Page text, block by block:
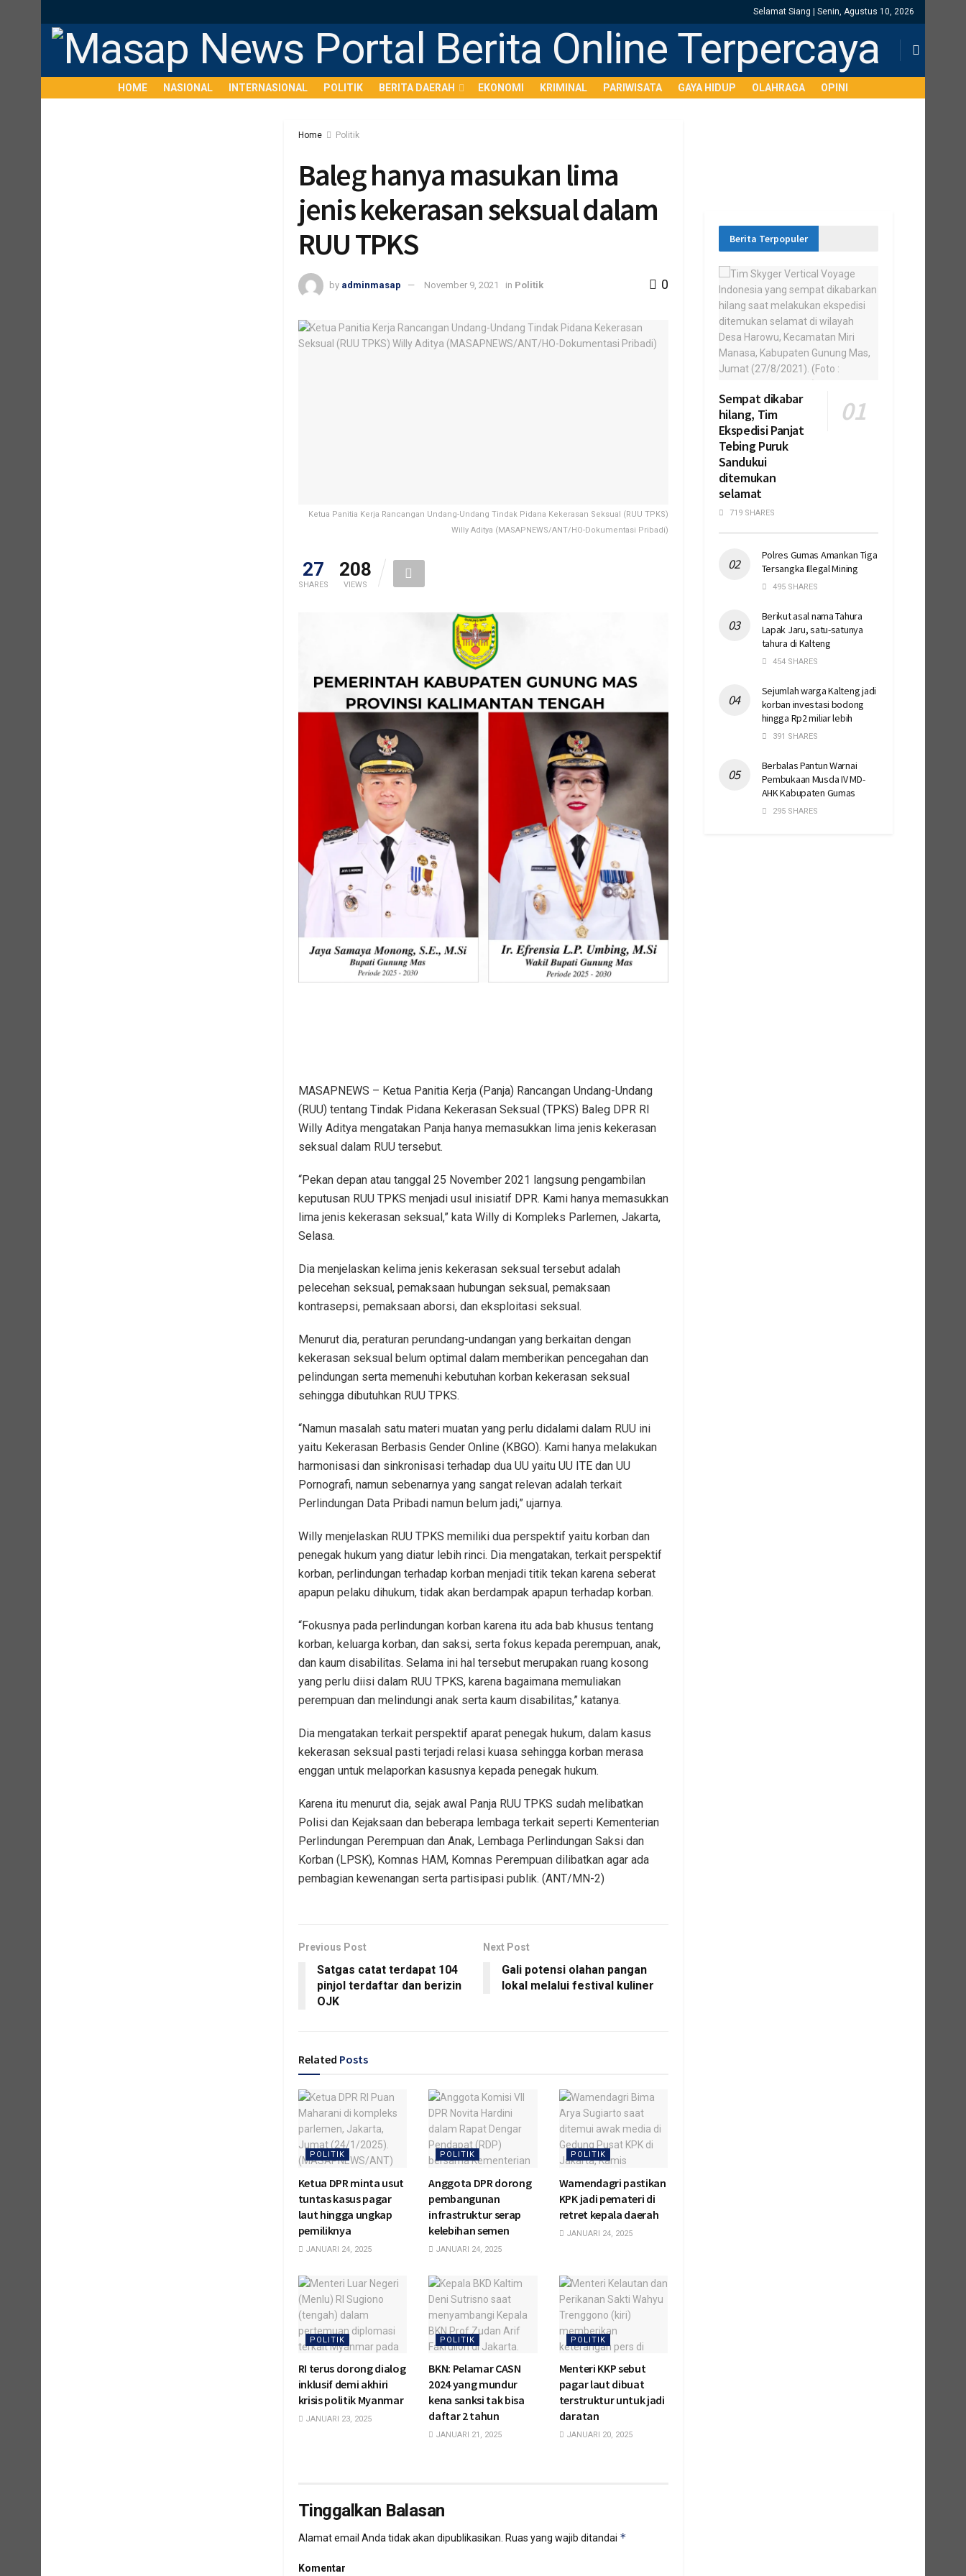
Selamat Siang | Senin, Agustus 10, 2026
HOME NASIONAL INTERNASIONAL POLITIK BERITA DAERAH EKONOMI KRIMINAL PARIWISATA GAYA HIDUP OLAHRAGA OPINI
Home Politik
Baleg hanya masukan lima
jenis kekerasan seksual dalam
RUU TPKS
by adminmasap November 9, 2021 in Politik 0
Ketua Panitia Kerja Rancangan Undang-Undang Tindak Pidana Kekerasan Seksual (RUU TPKS)
Willy Aditya (MASAPNEWS/ANT/HO-Dokumentasi Pribadi)
27
SHARES
208
VIEWS
MASAPNEWS – Ketua Panitia Kerja (Panja) Rancangan Undang-Undang
(RUU) tentang Tindak Pidana Kekerasan Seksual (TPKS) Baleg DPR RI
Willy Aditya mengatakan Panja hanya memasukkan lima jenis kekerasan
seksual dalam RUU tersebut.
“Pekan depan atau tanggal 25 November 2021 langsung pengambilan
keputusan RUU TPKS menjadi usul inisiatif DPR. Kami hanya memasukkan
lima jenis kekerasan seksual,” kata Willy di Kompleks Parlemen, Jakarta,
Selasa.
Dia menjelaskan kelima jenis kekerasan seksual tersebut adalah
pelecehan seksual, pemaksaan hubungan seksual, pemaksaan
kontrasepsi, pemaksaan aborsi, dan eksploitasi seksual.
Menurut dia, peraturan perundang-undangan yang berkaitan dengan
kekerasan seksual belum optimal dalam memberikan pencegahan dan
pelindungan serta memenuhi kebutuhan korban kekerasan seksual
sehingga dibutuhkan RUU TPKS.
“Namun masalah satu materi muatan yang perlu didalami dalam RUU ini
yaitu Kekerasan Berbasis Gender Online (KBGO). Kami hanya melakukan
harmonisasi dan sinkronisasi terhadap dua UU yaitu UU ITE dan UU
Pornografi, namun sebenarnya yang sangat relevan adalah terkait
Perlindungan Data Pribadi namun belum jadi,” ujarnya.
Willy menjelaskan RUU TPKS memiliki dua perspektif yaitu korban dan
penegak hukum yang diatur lebih rinci. Dia mengatakan, terkait perspektif
korban, perlindungan terhadap korban menjadi titik tekan karena seberat
apapun pelaku dihukum, tidak akan berdampak apapun terhadap korban.
“Fokusnya pada perlindungan korban karena itu ada bab khusus tentang
korban, keluarga korban, dan saksi, serta fokus kepada perempuan, anak,
dan kaum disabilitas. Selama ini hal tersebut merupakan ruang kosong
yang perlu diisi dalam RUU TPKS, karena bagaimana memuliakan
perempuan dan melindungi anak serta kaum disabilitas,” katanya.
Dia mengatakan terkait perspektif aparat penegak hukum, dalam kasus
kekerasan seksual pasti terjadi relasi kuasa sehingga korban merasa
enggan untuk melaporkan kasusnya kepada penegak hukum.
Karena itu menurut dia, sejak awal Panja RUU TPKS sudah melibatkan
Polisi dan Kejaksaan dan beberapa lembaga terkait seperti Kementerian
Perlindungan Perempuan dan Anak, Lembaga Perlindungan Saksi dan
Korban (LPSK), Komnas HAM, Komnas Perempuan dilibatkan agar ada
pembagian kewenangan serta partisipasi publik. (ANT/MN-2)
Previous Post
Satgas catat terdapat 104
pinjol terdaftar dan berizin
OJK
Next Post
Gali potensi olahan pangan
lokal melalui festival kuliner
Related Posts
POLITIK
Ketua DPR minta usut
tuntas kasus pagar
laut hingga ungkap
pemiliknya
JANUARI 24, 2025
POLITIK
Anggota DPR dorong
pembangunan
infrastruktur serap
kelebihan semen
JANUARI 24, 2025
POLITIK
Wamendagri pastikan
KPK jadi pemateri di
retret kepala daerah
JANUARI 24, 2025
POLITIK
RI terus dorong dialog
inklusif demi akhiri
krisis politik Myanmar
JANUARI 23, 2025
POLITIK
BKN: Pelamar CASN
2024 yang mundur
kena sanksi tak bisa
daftar 2 tahun
JANUARI 21, 2025
POLITIK
Menteri KKP sebut
pagar laut dibuat
terstruktur untuk jadi
daratan
JANUARI 20, 2025
Tinggalkan Balasan
Alamat email Anda tidak akan dipublikasikan. Ruas yang wajib ditandai *
Komentar
Berita Terpopuler
Sempat dikabar
hilang, Tim
Ekspedisi Panjat
Tebing Puruk
Sandukui
ditemukan
selamat
719 SHARES
Polres Gumas Amankan Tiga
Tersangka Illegal Mining
495 SHARES
Berikut asal nama Tahura
Lapak Jaru, satu-satunya
tahura di Kalteng
454 SHARES
Sejumlah warga Kalteng jadi
korban investasi bodong
hingga Rp2 miliar lebih
391 SHARES
Berbalas Pantun Warnai
Pembukaan Musda IV MD-
AHK Kabupaten Gumas
295 SHARES